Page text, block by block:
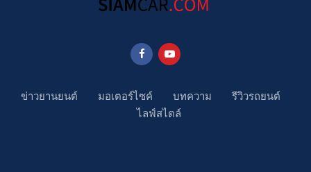
ข่าวยานยนต์ มอเตอร์ไซค์ บทความ
รีวิวรถยนต์
ไลฟ์สไตล์